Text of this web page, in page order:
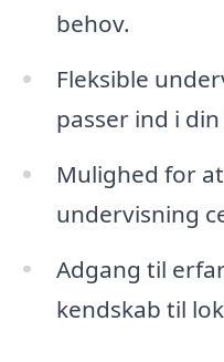
behov.
Fleksible
passer ind i
Mulighed for
undervisning
Adgang til
kendskab til